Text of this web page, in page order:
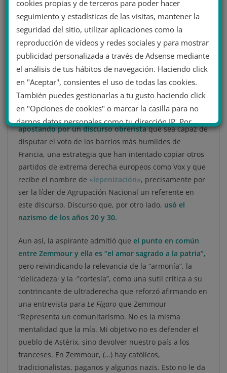
los franceses.
Es decir,Le Pen, va a encarar estas elecciones con
fuerza porque ha dejado de lado en su discurso las
líneas clásicas más radicales de la extrema derecha
optando por mantener una base popular,sobre todo,
tras el malestar social derivado de la Guerra de
Ucrania.
Una estrategia que no es nueva:
Le Pen lleva años
apostando por un discurso obreristaque sea capaz de
disputar el voto de los barrios más humildes de
Francia, una estrategia que han intentado copiar otros
partidos de extrema derecha europeos como Vox y que
recibe el nombre de «lepenización», precisamente por
ser la líder de Agrupación Nacional un referente en
este discurso. Discurso que, por otro lado, usó el
nazismo de los años 20 y 30.
Aun así, la aspirante admitió que el punto en común
entre Zemmour y ella es “el amor sagrado a la patria”,
pero reivindicando la relevancia de la “armonía”, la
“delicadeza· y la ·”cortesía”, como una sutil crítica a su
contrincante de ultraderecha que reforzó afirmando en
una entrevista para Le Fígaro que Zemmour
“Representa un comunitarismo. No es la misma
mentalidad que la mía. Mi objetivo no es defender el
pueblo de Astérix, sino devolver nuestro país a los
franceses. En Zemmour, (…) hay católicos,
tradicionalistas, paganos y algunos nazis. Esto no le da
cookies propias y de terceros para poder hacer
seguimiento y estadísticas de las visitas, mantener la
seguridad del sitio, utilizar aplicaciones como la
reproducción de vídeos y redes sociales y para mostrar
publicidad personalizada a través de Adsense mediante
el análisis de tus hábitos de navegación. Haciendo click
en "Aceptar", consientes el uso de todas las cookies.
También puedes gestionarlas a tu gusto haciendo click
en "Opciones de cookies" o marcar la casilla para no
darnos datos personales como tu dirección IP. Por
último, puedes leer nuestra Política de cookies.
No dar mi información personal
Opciones de cookies
Rechazar cookies